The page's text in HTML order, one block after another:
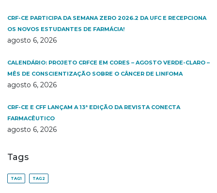
CRF-CE PARTICIPA DA SEMANA ZERO 2026.2 DA UFC E RECEPCIONA
OS NOVOS ESTUDANTES DE FARMÁCIA!
agosto 6, 2026
CALENDÁRIO: PROJETO CRFCE EM CORES – AGOSTO VERDE-CLARO –
MÊS DE CONSCIENTIZAÇÃO SOBRE O CÂNCER DE LINFOMA
agosto 6, 2026
CRF-CE E CFF LANÇAM A 13ª EDIÇÃO DA REVISTA CONECTA
FARMACÊUTICO
agosto 6, 2026
Tags
TAG1 TAG2